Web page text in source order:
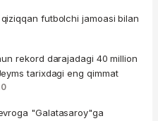
futbolchi jamoasi bilan
rekord darajadagi 40 million
tarixdagi eng qimmat
0
"Galatasaroy"ga